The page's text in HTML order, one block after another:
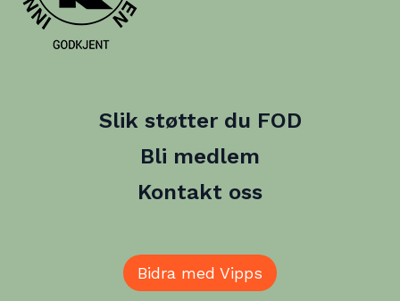
Slik støtter du FOD
Bli medlem
Kontakt oss
Bidra med Vipps